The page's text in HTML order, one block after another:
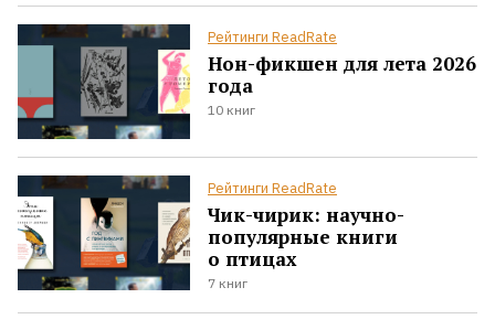
Рейтинги ReadRate
Нон-фикшен для лета 2026
года
10 книг
Рейтинги ReadRate
Чик-чирик: научно-
популярные книги
о птицах
7 книг